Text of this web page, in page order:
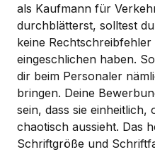
als Kaufmann für
durchblätterst, solltest
keine
eingeschlichen haben.
dir beim Personaler
bringen. Deine
sein, dass sie
chaotisch aussieht. Das
Schriftgröße und